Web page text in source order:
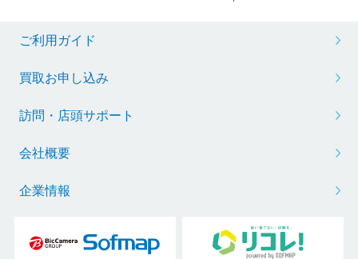
ご利用ガイド
買取お申し込み
訪問・店頭サポート
会社概要
企業情報